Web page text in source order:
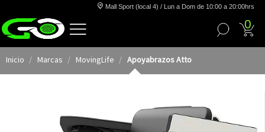
Mall Sport (local 4) / Lun a Dom de 10:00 a 20:00hrs
0
Inicio Marcas MovingLife Apoyabrazos Atto